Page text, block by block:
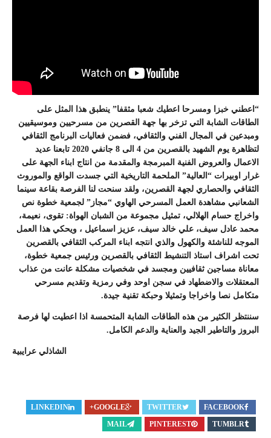
“اعطني خبزا ومسرحا اعطيك شعبا مثقفا” ينطبق هذا المثل على
الطاقات الشابة التي تزخر بها جهة القصرين من مسرحيين وموسيقيين
ومبدعين في المجال الفني والثقافي، فضمن فعاليات البرنامج الثقافي
لتظاهرة يوم الشهيد بالقصرين من 4 الى 8 جانفي 2020 تابعنا عديد
الاعمال والعروض الفنية المبرمجة والمقدمة من انتاج ابناء الجهة على
غرار اوبيرات “العالية” الملحمة التاريخية التي جسدت الواقع والموروث
الثقافي والحصاري لجهة القصرين، ولقد سنحت لنا الفرصة بقاعة سينما
الشعانبي مشاهدة العمل المسرحي الهاوي “مجاز” لجمعية خطوة نص
واخراج حسام الهلالي، تمثيل مجموعة من الشبان الهواة: تقوى، نعيمة،
محمد عادل سيف، علي خالد سيف، عزيز اسماعيل ، ويحكي هذا العمل
الموجه للناشئة والكهول والذي انتجه ابناء المركب الثقافي بالقصرين
تحت اشراف استاذ التنشيط الثقافي بالقصرين ورئيس جمعية خطوة،
معاناة مساجين ثقافيين ومجسد في شخصيات مشكلة عانت من عذاب
المعتقلات والاضطهاد في سجن اوحد وفي رمزية وتقديم مسرحي
متكامل نصا واخراجا وتمثيلا وحبكة تقنية جيدة.
سننتظر الكثير من هذه الطاقات الشابة المتحمسة اذا اعطيت لها فرصة
البروز والتاطير الجيد والعناية والدعم الكامل.
الشاذلي عرايبية
FACEBOOK
TWITTER
GOOGLE+
LINKEDIN
TUMBLR
PINTEREST
MAIL